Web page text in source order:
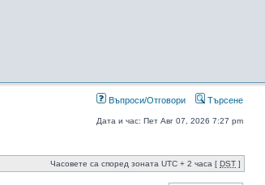
Въпроси/Отговори Търсене
Дата и час: Пет Авг 07, 2026 7:27 pm
Часовете са според зоната UTC + 2 часа [ DST ]